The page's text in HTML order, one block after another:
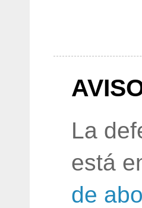
La
está
de